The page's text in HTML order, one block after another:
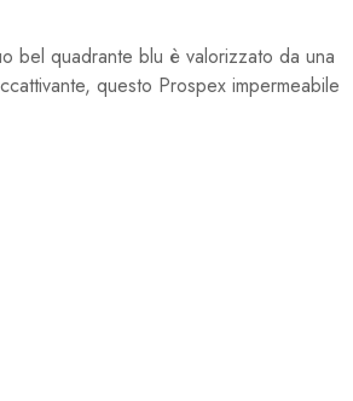
bel quadrante blu è valorizzato da una
questo Prospex impermeabile